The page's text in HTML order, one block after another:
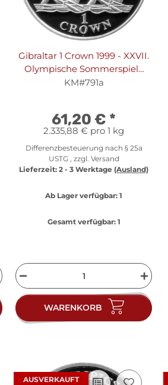
Gibraltar 1 Crown 1999 - XXVII.
Olympische Sommerspiele
2000 in Sydney "Ruderer und
KM#791a
61,20 € *
2.335,88 € pro 1 kg
Differenzbesteuerung nach § 25a
USTG , zzgl. Versand
Lieferzeit: 2 - 3 Werktage (Ausland)
Ab Lager verfügbar: 1
Gesamt verfügbar:1
WARENKORB
AUSVERKAUFT